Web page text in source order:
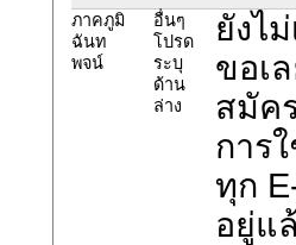
ภาคภูมิ
ฉันท
พจน์
อื่นๆ
โปรด
ระบุ
ด้าน
ล่าง
ยังไ
ขอเ
สมัค
การ
ทุก
อยู่แ